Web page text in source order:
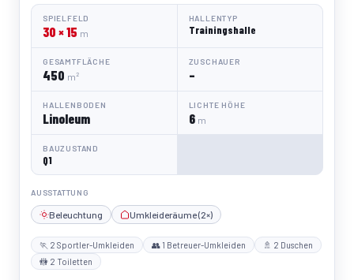
SPIELFELD
30 × 15 m
HALLENTYP
Trainingshalle
GESAMTFLÄCHE
450 m²
ZUSCHAUER
–
HALLENBODEN
Linoleum
LICHTE HÖHE
6 m
BAUZUSTAND
Q1
AUSSTATTUNG
Beleuchtung Umkleideräume (2×)
🏃 2 Sportler-Umkleiden 👥 1 Betreuer-Umkleiden
🚿 2 Duschen
🚻 2 Toiletten